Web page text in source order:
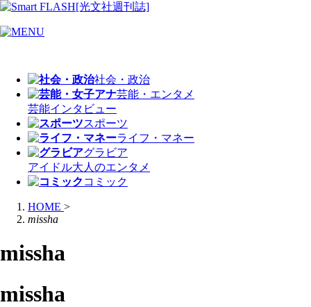
社会・政治
芸能・エンタメ
芸能インタビュー
スポーツ
ライフ・マネー
グラビア
アイドル大人のエンタメ
コミック
HOME >
missha
missha
missha